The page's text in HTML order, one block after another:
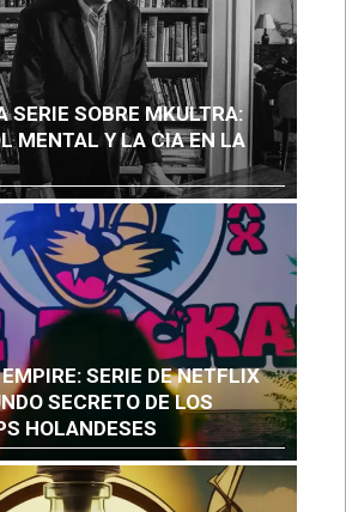
SERIE SOBRE MKULTRA:
MENTAL Y LA CIA EN LA
SERIE DE NETFLIX
SECRETO DE LOS
HOLANDESES